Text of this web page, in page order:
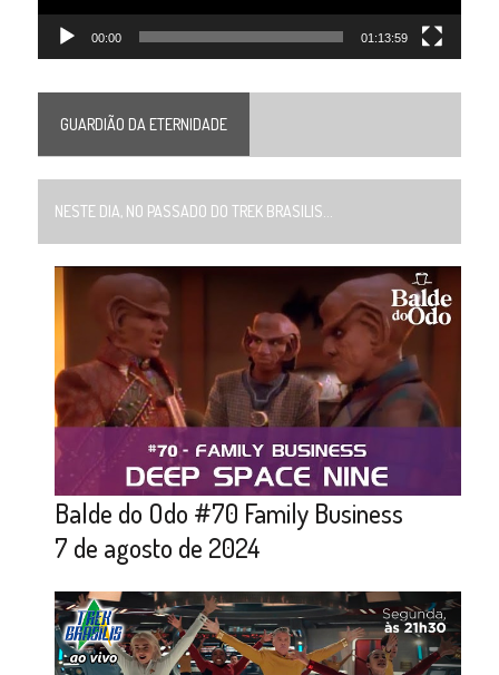
00:00 01:13:59
GUARDIÃO DA ETERNIDADE
NESTE DIA, NO PASSADO DO TREK BRASILIS...
Balde do Odo #70 Family Business
7 de agosto de 2024